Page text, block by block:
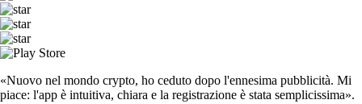
«Nuovo nel mondo crypto, ho ceduto dopo l'ennesima pubblicità. Mi
piace: l'app è intuitiva, chiara e la registrazione è stata semplicissima».